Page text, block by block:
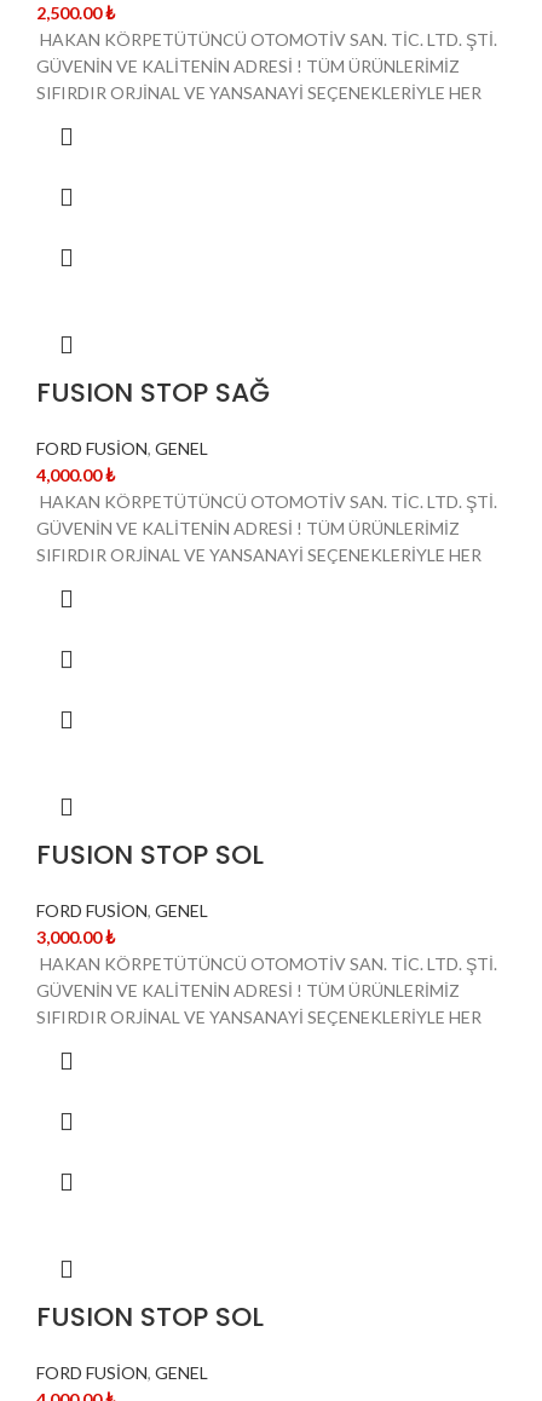
2,500.00₺
HAKAN KÖRPETÜTÜNCÜ OTOMOTİV SAN. TİC. LTD. ŞTİ.
GÜVENİN VE KALİTENİN ADRESİ ! TÜM ÜRÜNLERİMİZ
SIFIRDIR ORJİNAL VE YANSANAYİ SEÇENEKLERİYLE HER
FUSION STOP SAĞ
FORD FUSİON, GENEL
4,000.00₺
HAKAN KÖRPETÜTÜNCÜ OTOMOTİV SAN. TİC. LTD. ŞTİ.
GÜVENİN VE KALİTENİN ADRESİ ! TÜM ÜRÜNLERİMİZ
SIFIRDIR ORJİNAL VE YANSANAYİ SEÇENEKLERİYLE HER
FUSION STOP SOL
FORD FUSİON, GENEL
3,000.00₺
HAKAN KÖRPETÜTÜNCÜ OTOMOTİV SAN. TİC. LTD. ŞTİ.
GÜVENİN VE KALİTENİN ADRESİ ! TÜM ÜRÜNLERİMİZ
SIFIRDIR ORJİNAL VE YANSANAYİ SEÇENEKLERİYLE HER
FUSION STOP SOL
FORD FUSİON, GENEL